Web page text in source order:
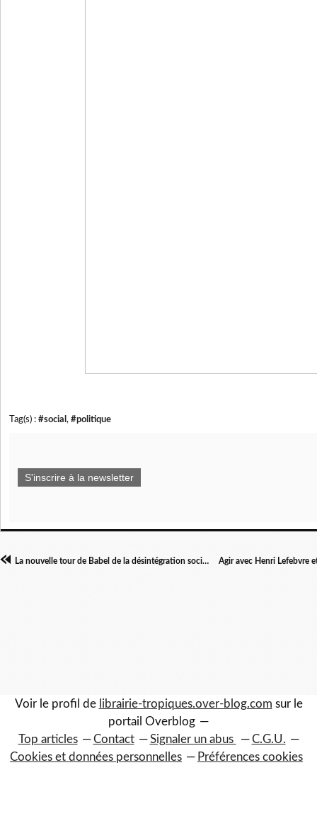
Tag(s) : #social , #politique
S'inscrire à la newsletter
La nouvelle tour de Babel de la désintégration sociale
Voir le profil de librairie-tropiques.over-blog.com sur le
portail Overblog
Top articles
Contact Signaler un abus
C.G.U.
Cookies et données personnelles
Préférences cookies